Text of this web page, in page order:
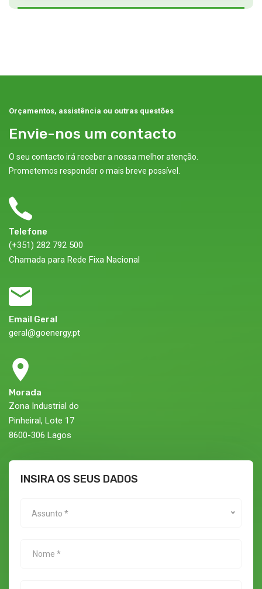
Orçamentos, assistência ou outras questões
Envie-nos um contacto
O seu contacto irá receber a nossa melhor atenção.
Prometemos responder o mais breve possível.
Telefone
(+351) 282 792 500
Chamada para Rede Fixa Nacional
Email Geral
geral@goenergy.pt
Morada
Zona Industrial do
Pinheiral, Lote 17
8600-306 Lagos
INSIRA OS SEUS DADOS
Assunto *